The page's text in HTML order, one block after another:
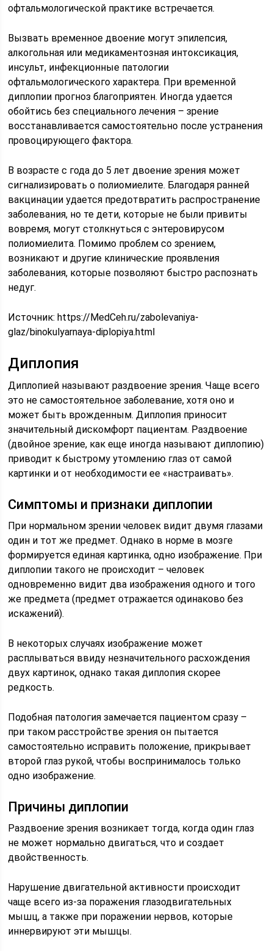
офтальмологической практике встречается.
Вызвать временное двоение могут эпилепсия,
алкогольная или медикаментозная интоксикация,
инсульт, инфекционные патологии
офтальмологического характера. При временной
диплопии прогноз благоприятен. Иногда удается
обойтись без специального лечения – зрение
восстанавливается самостоятельно после устранения
провоцирующего фактора.
В возрасте с года до 5 лет двоение зрения может
сигнализировать о полиомиелите. Благодаря ранней
вакцинации удается предотвратить распространение
заболевания, но те дети, которые не были привиты
вовремя, могут столкнуться с энтеровирусом
полиомиелита. Помимо проблем со зрением,
возникают и другие клинические проявления
заболевания, которые позволяют быстро распознать
недуг.
Источник:https://MedCeh.ru/zabolevaniya-
glaz/binokulyarnaya-diplopiya.html
Диплопия
Диплопией называют раздвоение зрения. Чаще всего
это не самостоятельное заболевание, хотя оно и
может быть врожденным. Диплопия приносит
значительный дискомфорт пациентам. Раздвоение
(двойное зрение, как еще иногда называют диплопию)
приводит к быстрому утомлению глаз от самой
картинки и от необходимости ее «настраивать».
Симптомы и признаки диплопии
При нормальном зрении человек видит двумя глазами
один и тот же предмет. Однако в норме в мозге
формируется единая картинка, одно изображение. При
диплопии такого не происходит – человек
одновременно видит два изображения одного и того
же предмета (предмет отражается одинаково без
искажений).
В некоторых случаях изображение может
расплываться ввиду незначительного расхождения
двух картинок, однако такая диплопия скорее
редкость.
Подобная патология замечается пациентом сразу –
при таком расстройстве зрения он пытается
самостоятельно исправить положение, прикрывает
второй глаз рукой, чтобы воспринималось только
одно изображение.
Причины диплопии
Раздвоение зрения возникает тогда, когда один глаз
не может нормально двигаться, что и создает
двойственность.
Нарушение двигательной активности происходит
чаще всего из-за поражения глазодвигательных
мышц, а также при поражении нервов, которые
иннервируют эти мышцы.